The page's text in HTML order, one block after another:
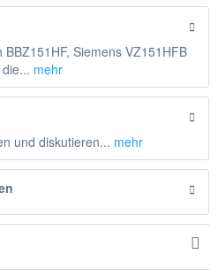
Siemens VZ151HFB
mehr
und diskutieren... mehr